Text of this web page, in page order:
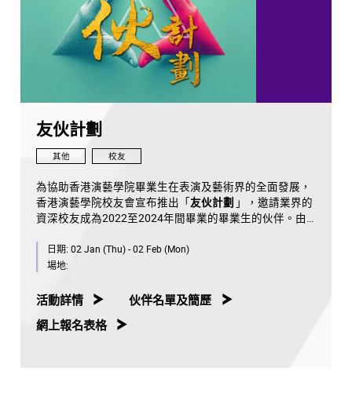
友伙計劃
其他 校友
為協助香港演藝學院畢業生在表演及藝術界的全面發展，
香港演藝學院校友會宣布推出「友伙計劃 」，邀請業界的
資深校友成為2022至2024年間畢業的畢業生的伙伴。由
發展的建議和指導。
校友會將於2025年1月公佈由六院資深校友組成的「伙伴
所有2022至2024年完成香港演藝學院本科課程的畢業生
日期: 02 Jan (Thu) - 02 Feb (Mon)
場地:
活動詳情
伙伴名單及簡歷
網上報名表格